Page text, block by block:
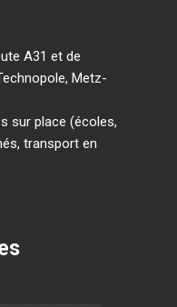
A31 et de
Metz-
sur place (écoles,
transport en